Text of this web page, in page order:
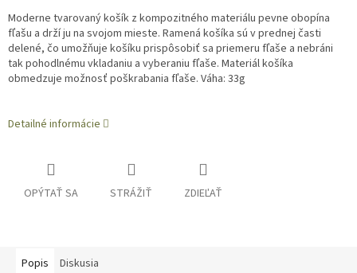
Moderne tvarovaný košík z kompozitného materiálu pevne obopína
fľašu a drží ju na svojom mieste. Ramená košíka sú v prednej časti
delené, čo umožňuje košíku prispôsobiť sa priemeru fľaše a nebráni
tak pohodlnému vkladaniu a vyberaniu fľaše. Materiál košíka
obmedzuje možnosť poškrabania fľaše. Váha: 33g
Detailné informácie
OPÝTAŤ SA STRÁŽIŤ ZDIEĽAŤ
Popis Diskusia